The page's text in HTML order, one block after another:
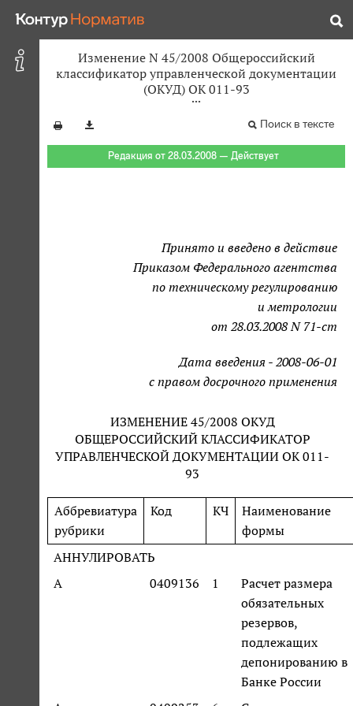
Изменение N 45/2008 Общероссийский
классификатор управленческой документации
(ОКУД) ОК 011-93
Поиск в тексте
Редакция от 28.03.2008 — Действует
Принято и введено в действие
Приказом Федерального агентства
по техническому регулированию
и метрологии
от 28.03.2008 N 71-ст
Дата введения - 2008-06-01
с правом досрочного применения
ИЗМЕНЕНИЕ 45/2008 ОКУД
ОБЩЕРОССИЙСКИЙ КЛАССИФИКАТОР
УПРАВЛЕНЧЕСКОЙ ДОКУМЕНТАЦИИ ОК 011-
93
Аббревиатура
рубрики
Код КЧ
Наименование
формы
АННУЛИРОВАТЬ
А
0409136 1
Расчет размера
обязательных
резервов,
подлежащих
депонированию в
Банке России